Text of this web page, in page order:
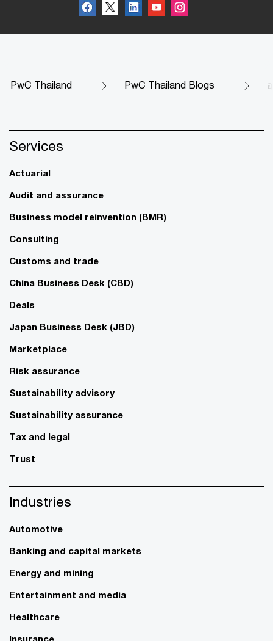
PwC Thailand PwC Thailand Blogs
Services
Actuarial
Audit and assurance
Business model reinvention (BMR)
Consulting
Customs and trade
China Business Desk (CBD)
Deals
Japan Business Desk (JBD)
Marketplace
Risk assurance
Sustainability advisory
Sustainability assurance
Tax and legal
Trust
Industries
Automotive
Banking and capital markets
Energy and mining
Entertainment and media
Healthcare
Insurance